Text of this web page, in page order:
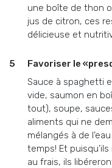
une boîte de thon
jus de citron, ces
délicieuse et
Favoriser le
Sauce à spaghetti
vide, saumon en
tout), soupe,
aliments qui ne
mélangés à de
temps! Et
au frais, ils